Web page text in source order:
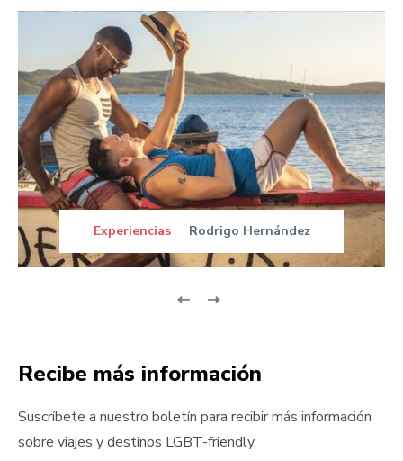
Experiencias Rodrigo Hernández
Recibe más información
Suscríbete a nuestro boletín para recibir más información
sobre viajes y destinos LGBT-friendly.